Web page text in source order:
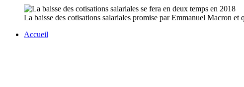
La baisse des cotisations salariales promise par Emmanuel Macron
Accueil